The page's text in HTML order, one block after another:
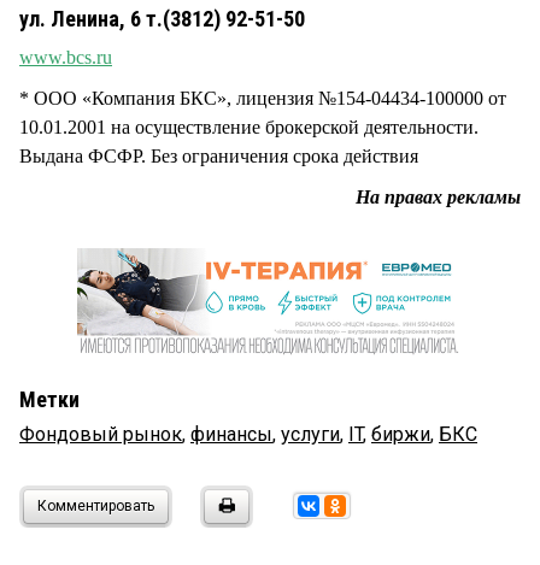
ул. Ленина, 6 т.(3812) 92-51-50
www.bcs.ru
* ООО «Компания БКС», лицензия №154-04434-100000 от
10.01.2001 на осуществление брокерской деятельности.
Выдана ФСФР. Без ограничения срока действия
На правах рекламы
Метки
Фондовый рынок, финансы, услуги, IT, биржи, БКС
Комментировать